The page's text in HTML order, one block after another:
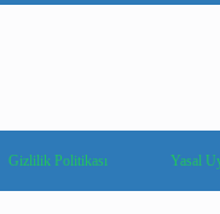
Gizlilik Politikası Yasal